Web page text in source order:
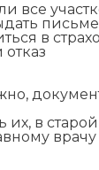
все
в
их, в
врачу